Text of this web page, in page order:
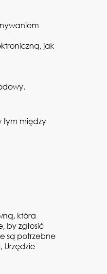
jak
tym między
która
by zgłosić
są potrzebne